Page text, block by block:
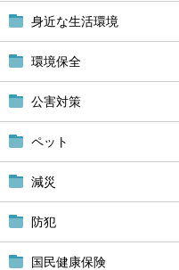
身近な生活環境
環境保全
公害対策
ペット
減災
防犯
国民健康保険